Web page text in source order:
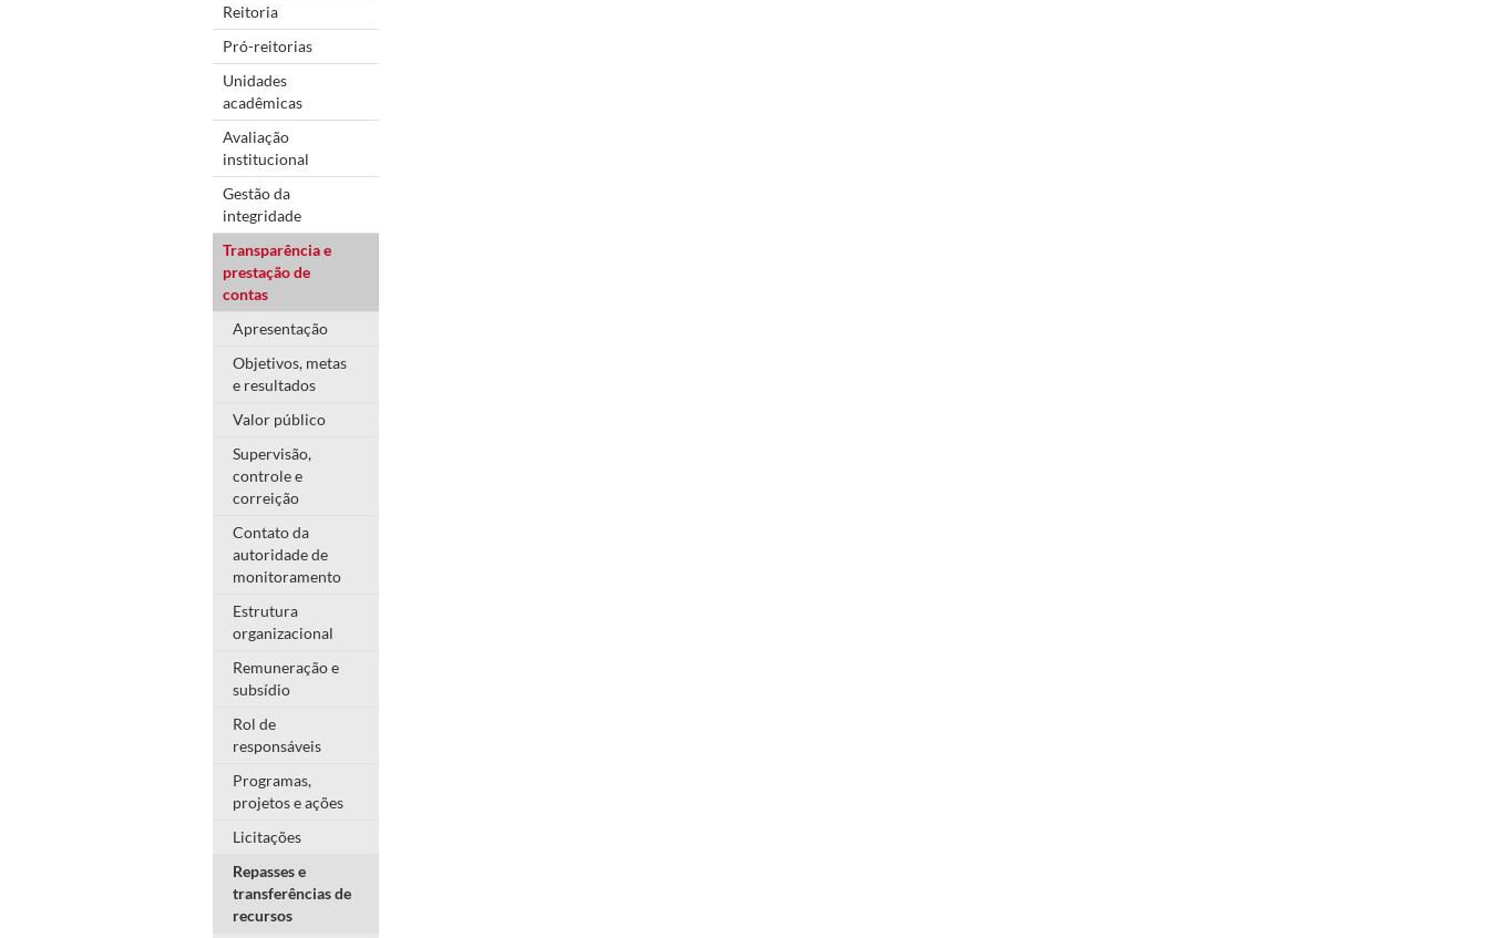
Reitoria
Pró-reitorias
Unidades
acadêmicas
Avaliação
institucional
Gestão da
integridade
Transparência e
prestação de
contas
Apresentação
Objetivos, metas
e resultados
Valor público
Supervisão,
controle e
correição
Contato da
autoridade de
monitoramento
Estrutura
organizacional
Remuneração e
subsídio
Rol de
responsáveis
Programas,
projetos e ações
Licitações
Repasses e
transferências de
recursos